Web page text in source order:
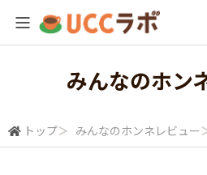
みんなのホン
トップ＞ みんなのホンネレビュー